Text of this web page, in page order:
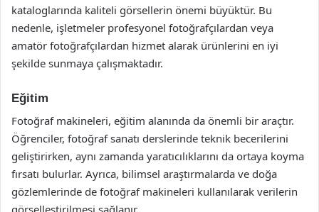
kataloglarında kaliteli görsellerin önemi büyüktür. Bu
nedenle, işletmeler profesyonel fotoğrafçılardan veya
amatör fotoğrafçılardan hizmet alarak ürünlerini en iyi
şekilde sunmaya çalışmaktadır.
Eğitim
Fotoğraf makineleri, eğitim alanında da önemli bir araçtır.
Öğrenciler, fotoğraf sanatı derslerinde teknik becerilerini
geliştirirken, aynı zamanda yaratıcılıklarını da ortaya koyma
fırsatı bulurlar. Ayrıca, bilimsel araştırmalarda ve doğa
gözlemlerinde de fotoğraf makineleri kullanılarak verilerin
görselleştirilmesi sağlanır.